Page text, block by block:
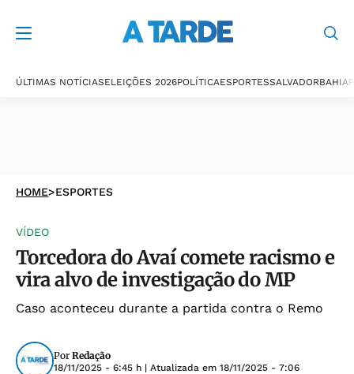
ÚLTIMAS NOTÍCIASELEIÇÕES 2026POLÍTICAESPORTESSALVADORBAHIA
HOME>ESPORTES
VÍDEO
Torcedora do Avaí comete racismo e
vira alvo de investigação do MP
Caso aconteceu durante a partida contra o Remo
Por Redação
18/11/2025 - 6:45 h | Atualizada em 18/11/2025 - 7:06